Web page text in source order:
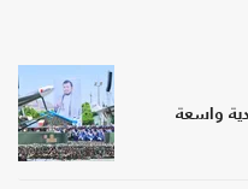
واسعة